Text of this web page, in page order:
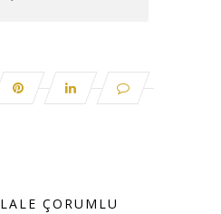
LALE ÇORUMLU